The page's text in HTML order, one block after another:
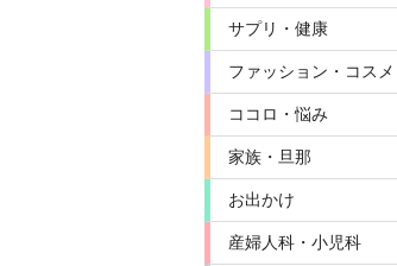
サプリ・健康
ファッション・コスメ
ココロ・悩み
家族・旦那
お出かけ
産婦人科・小児科